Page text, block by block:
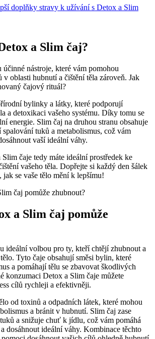
doplňky stravy k užívání s Detox a Slim
a Slim čaj?
nástroje, které vám pomohou
v oblasti hubnutí a čištění těla zároveň. Jak
čajový rituál?
bylinky a látky, které podporují
a detoxikaci vašeho systému. Díky tomu se
energie. Slim čaj na druhou stranu obsahuje
tuků a metabolismus, což vám
vaší ideální váhy.
čaje tedy máte ideální prostředek ke
vašeho těla. Dopřejte si každý den šálek
jak se vaše tělo mění k lepšímu!
a Slim čaj pomůže
ideální volbou pro ty, kteří chtějí zhubnout a
Tyto čaje obsahují směsi bylin, které
a pomáhají tělu se zbavovat škodlivých
konzumaci Detox a Slim čaje můžete
cílů rychleji a efektivněji.
od toxinů a odpadních látek, které mohou
a bránit v hubnutí. Slim čaj zase
a snižuje chuť k jídlu, což vám pomáhá
dosáhnout ideální váhy. Kombinace těchto